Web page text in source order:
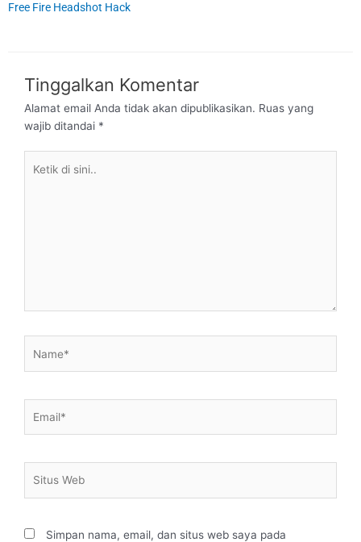
Free Fire Headshot Hack
Tinggalkan Komentar
Alamat email Anda tidak akan dipublikasikan. Ruas yang
wajib ditandai *
Web
Simpan nama, email, dan situs web saya pada